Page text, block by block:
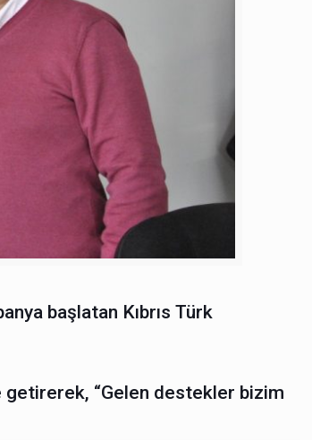
başlatan Kıbrıs Türk
getirerek, “Gelen destekler bizim